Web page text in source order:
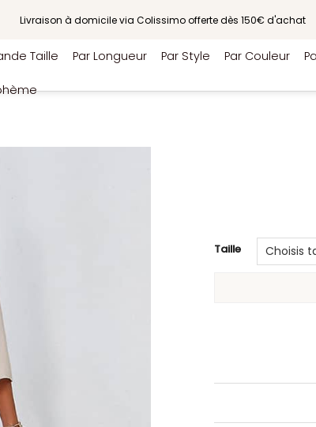
Livraison à domicile via Colissimo offerte dès 150€ d'achat
Taille Par Longueur Par Style Par Couleur
Taille